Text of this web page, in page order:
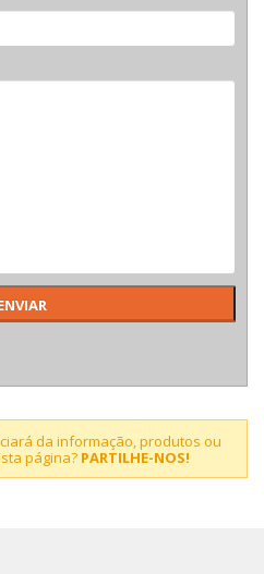
da informação, produtos ou
página? PARTILHE-NOS!